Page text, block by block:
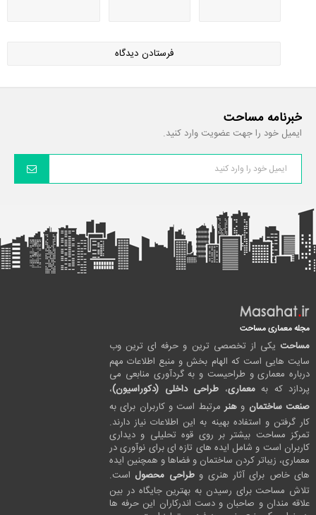
خبرنامه مساحت
ایمیل خود را جهت عضویت وارد کنید.
مجله معماری مساحت
مساحت یکی از تخصصی ترین و حرفه ای ترین وب
سایت هایی است که الهام بخش و منبع اطلاعات مهم
درباره معماری و طراحیست و به گردآوری منابعی می
پردازد که بهمعماری، طراحی داخلی (دکوراسیون)،
صنعت ساختمان و هنرمرتبط است و کاربران برای به
کار گرفتن و استفاده بهینه به این اطلاعات نیاز دارند.
تمرکز مساحت بیشتر بر روی قوه تحلیلی و دیداری
کاربران است و شامل ایده های تازه ای برای نوآوری در
معماری، زیباتر کردن ساختمان و فضاها و همچنین ایده
های خاص برای آثار هنری وطراحی محصول است.
تلاش مساحت برای رسیدن به بهترین جایگاه در بین
علاقه مندان و صاحبان و دست اندرکاران این حرفه ها